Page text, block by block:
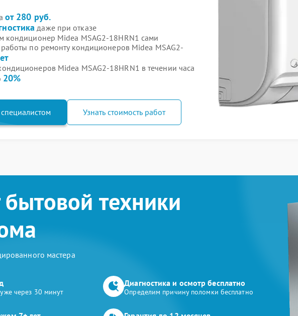
от 280 руб.
даже при отказе
кондиционер Midea MSAG2-18HRN1 сами
по ремонту кондиционеров Midea MSAG2-
Midea MSAG2-18HRN1 в течении часа
20%
Узнать стоимость работ
техники
мастера
через 30 минут
Диагностика и осмотр бесплатно
Определим причину поломки бесплатно